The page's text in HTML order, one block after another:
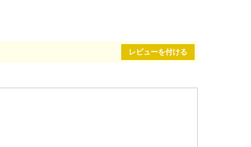
レビューを付ける